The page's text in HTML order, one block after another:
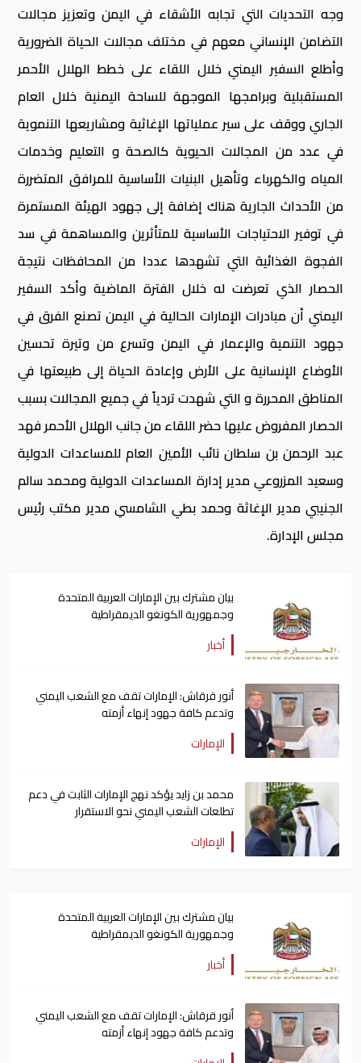
وجه التحديات التي تجابه الأشقاء في اليمن وتعزيز مجالات
التضامن الإنساني معهم في مختلف مجالات الحياة الضرورية
وأطلع السفير اليمني خلال اللقاء على خطط الهلال الأحمر
المستقبلية وبرامجها الموجهة للساحة اليمنية خلال العام
الجاري ووقف على سير عملياتها الإغاثية ومشاريعها التنموية
في عدد من المجالات الحيوية كالصحة و التعليم وخدمات
المياه والكهرباء وتأهيل البنيات الأساسية للمرافق المتضررة
من الأحداث الجارية هناك إضافة إلى جهود الهيئة المستمرة
في توفير الاحتياجات الأساسية للمتأثرين والمساهمة في سد
الفجوة الغذائية التي تشهدها عددا من المحافظات نتيجة
الحصار الذي تعرضت له خلال الفترة الماضية وأكد السفير
اليمني أن مبادرات الإمارات الحالية في اليمن تصنع الفرق في
جهود التنمية والإعمار في اليمن وتسرع من وتيرة تحسين
الأوضاع الإنسانية على الأرض وإعادة الحياة إلى طبيعتها في
المناطق المحررة و التي شهدت تردياً في جميع المجالات بسبب
الحصار المفروض عليها حضر اللقاء من جانب الهلال الأحمر فهد
عبد الرحمن بن سلطان نائب الأمين العام للمساعدات الدولية
وسعيد المزروعي مدير إدارة المساعدات الدولية ومحمد سالم
الجنيبي مدير الإغاثة وحمد بطي الشامسي مدير مكتب رئيس
مجلس الإدارة.
بيان مشترك بين الإمارات العربية المتحدة
وجمهورية الكونغو الديمقراطية
أخبار
أنور قرقاش: الإمارات تقف مع الشعب اليمني
وتدعم كافة جهود إنهاء أزمته
الإمارات
محمد بن زايد يؤكد نهج الإمارات الثابت في دعم
تطلعات الشعب اليمني نحو الاستقرار
الإمارات
بيان مشترك بين الإمارات العربية المتحدة
وجمهورية الكونغو الديمقراطية
أخبار
أنور قرقاش: الإمارات تقف مع الشعب اليمني
وتدعم كافة جهود إنهاء أزمته